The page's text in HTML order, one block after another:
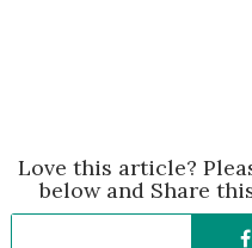
Love this article?
below and Share